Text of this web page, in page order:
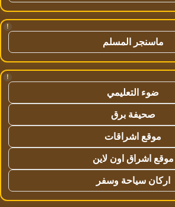
!
ماسنجر المسلم
!
ضوء التعليمي
صحيفة برق
موقع اشراقات
موقع اشراق اون لاين
اركان سياحة وسفر